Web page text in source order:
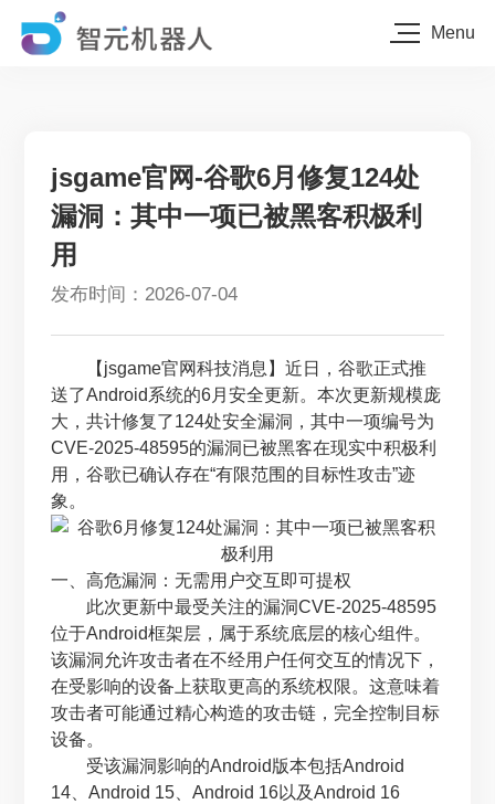
Menu
jsgame官网-谷歌6月修复124处
漏洞：其中一项已被黑客积极利
用
发布时间：2026-07-04
【jsgame官网科技消息】近日，谷歌正式推
送了Android系统的6月安全更新。本次更新规模庞
大，共计修复了124处安全漏洞，其中一项编号为
CVE-2025-48595的漏洞已被黑客在现实中积极利
用，谷歌已确认存在“有限范围的目标性攻击”迹
象。
一、高危漏洞：无需用户交互即可提权
此次更新中最受关注的漏洞CVE-2025-48595
位于Android框架层，属于系统底层的核心组件。
该漏洞允许攻击者在不经用户任何交互的情况下，
在受影响的设备上获取更高的系统权限。这意味着
攻击者可能通过精心构造的攻击链，完全控制目标
设备。
受该漏洞影响的Android版本包括Android
14、Android 15、Android 16以及Android 16